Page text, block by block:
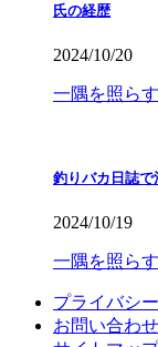
氏の経歴
2024/10/20
一隅を照ら
釣りバカ日誌
2024/10/19
一隅を照ら
プライバシ
お問い合わせ